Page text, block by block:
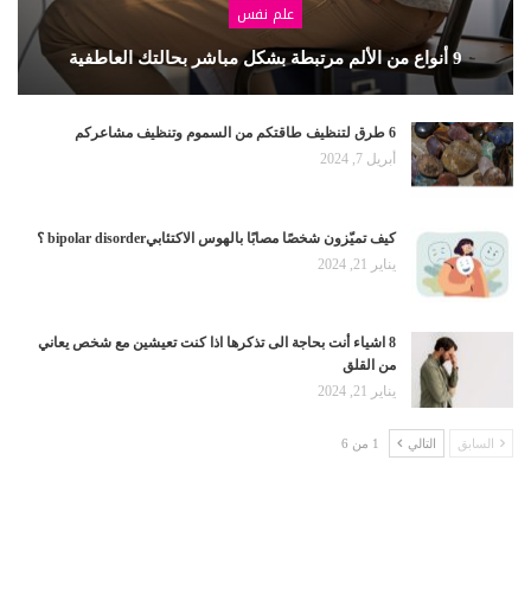
علم نفس
9 أنواع من الألم مرتبطة بشكل مباشر بحالتك العاطفية
6 طرق لتنظيف طاقتكم من السموم وتنظيف مشاعركم
أبريل 7, 2024
كيف تميّزون شخصًا مصابًا بالهوس الاكتئابيbipolar disorder ؟
يناير 21, 2024
8 اشياء أنت بحاجة الى تذكرها اذا كنت تعيشين مع شخص يعاني
من القلق
يناير 21, 2024
السابق التالي 1 من 6